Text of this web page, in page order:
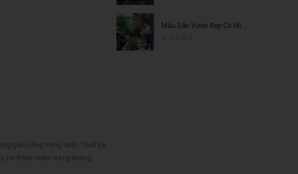
gian sống trong lành. Thiết kế
với thiên nhiên trong không